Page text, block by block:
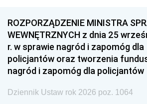
ROZPORZĄDZENIE MINISTRA
WEWNĘTRZNYCH z dnia 25
r. w sprawie nagród i zapomóg dla
policjantów oraz tworzenia
nagród i zapomóg dla policjantów
Dziennik Ustaw rok 2026 poz. 1064